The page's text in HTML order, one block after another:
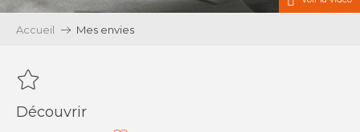
Accueil Mes envies
Découvrir